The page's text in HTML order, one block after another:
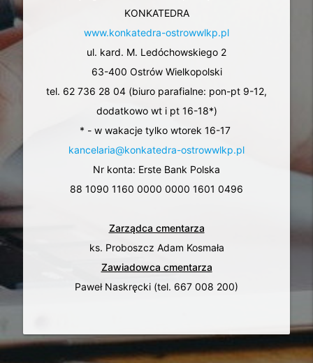
KONKATEDRA
www.konkatedra-ostrowwlkp.pl
ul. kard. M. Ledóchowskiego 2
63-400 Ostrów Wielkopolski
tel. 62 736 28 04 (biuro parafialne: pon-pt 9-12,
dodatkowo wt i pt 16-18*)
* - w wakacje tylko wtorek 16-17
kancelaria@konkatedra-ostrowwlkp.pl
Nr konta: Erste Bank Polska
88 1090 1160 0000 0000 1601 0496
Zarządca cmentarza
ks. Proboszcz Adam Kosmała
Zawiadowca cmentarza
Paweł Naskręcki (tel. 667 008 200)